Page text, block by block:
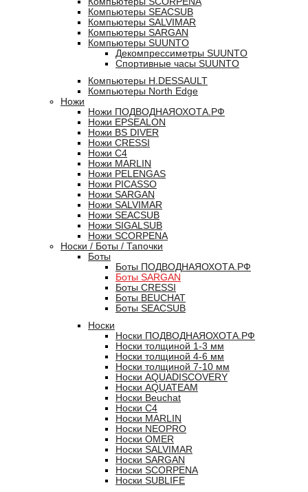
Компьютеры SEACSUB
Компьютеры SALVIMAR
Компьютеры SARGAN
Компьютеры SUUNTO
Декомпрессиметры SUUNTO
Спортивные часы SUUNTO
Компьютеры H.DESSAULT
Компьютеры North Edge
Ножи
Ножи ПОДВОДНАЯОХОТА.РФ
Ножи EPSEALON
Ножи BS DIVER
Ножи CRESSI
Ножи C4
Ножи MARLIN
Ножи PELENGAS
Ножи PICASSO
Ножи SARGAN
Ножи SALVIMAR
Ножи SEACSUB
Ножи SIGALSUB
Ножи SCORPENA
Носки / Боты / Тапочки
Боты
Боты ПОДВОДНАЯОХОТА.РФ
Боты SARGAN
Боты CRESSI
Боты BEUCHAT
Боты SEACSUB
Носки
Носки ПОДВОДНАЯОХОТА.РФ
Носки толщиной 1-3 мм
Носки толщиной 4-6 мм
Носки толщиной 7-10 мм
Носки AQUADISCOVERY
Носки AQUATEAM
Носки Beuchat
Носки C4
Носки MARLIN
Носки NEOPRO
Носки OMER
Носки SALVIMAR
Носки SARGAN
Носки SCORPENA
Носки SUBLIFE